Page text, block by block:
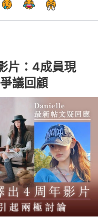
片：4成員現
議回顧